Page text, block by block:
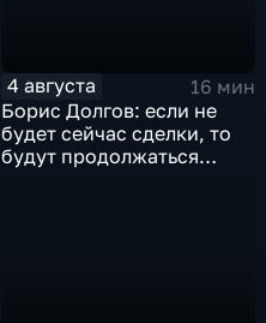
4 августа
16 мин
Борис Долгов: если не
будет сейчас сделки, то
будут продолжаться